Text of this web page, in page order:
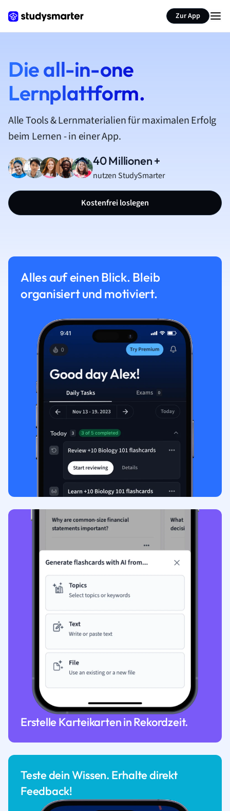
Zur App
Die all-in-one
Lernplattform.
Alle Tools & Lernmaterialien für maximalen Erfolg
beim Lernen - in einer App.
40 Millionen +
nutzen StudySmarter
Kostenfrei loslegen
Alles auf einen Blick. Bleib
organisiert und motiviert.
Erstelle Karteikarten in Rekordzeit.
Teste dein Wissen. Erhalte direkt
Feedback!